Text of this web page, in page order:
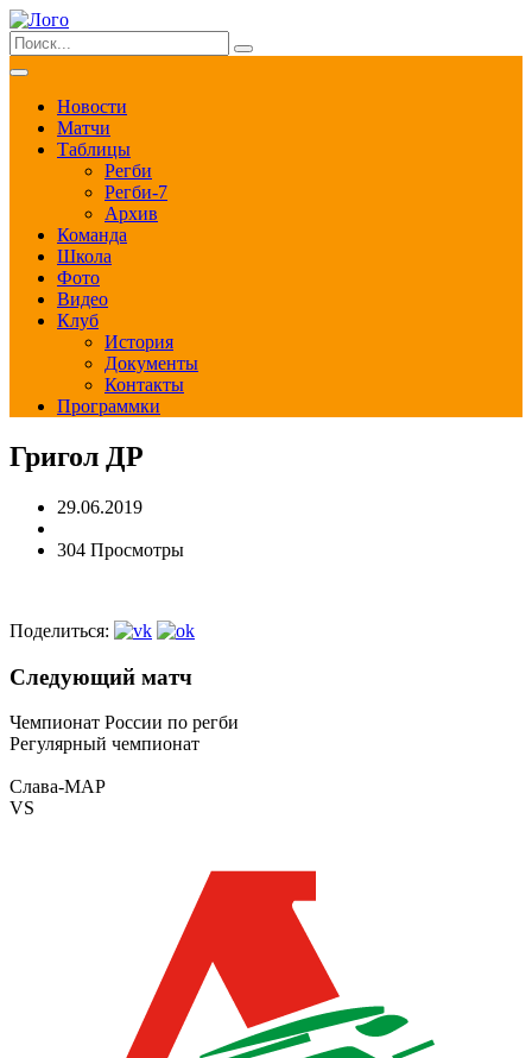
Новости
Матчи
Таблицы
Регби
Регби-7
Архив
Команда
Школа
Фото
Видео
Клуб
История
Документы
Контакты
Программки
Григол ДР
29.06.2019
304 Просмотры
Поделиться:
Следующий матч
Чемпионат России по регби
Регулярный чемпионат
Слава-МАР
VS